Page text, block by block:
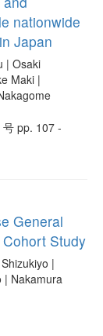
nationwide
Japan
| Osaki
Maki |
pp. 107 -
General
Study
|
| Nakamura